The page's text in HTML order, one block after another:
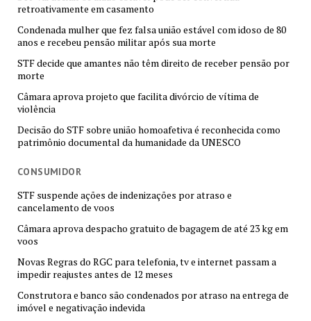
retroativamente em casamento
Condenada mulher que fez falsa união estável com idoso de 80
anos e recebeu pensão militar após sua morte
STF decide que amantes não têm direito de receber pensão por
morte
Câmara aprova projeto que facilita divórcio de vítima de
violência
Decisão do STF sobre união homoafetiva é reconhecida como
patrimônio documental da humanidade da UNESCO
CONSUMIDOR
STF suspende ações de indenizações por atraso e
cancelamento de voos
Câmara aprova despacho gratuito de bagagem de até 23 kg em
voos
Novas Regras do RGC para telefonia, tv e internet passam a
impedir reajustes antes de 12 meses
Construtora e banco são condenados por atraso na entrega de
imóvel e negativação indevida